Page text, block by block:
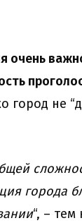
очень
город не
города
“, –